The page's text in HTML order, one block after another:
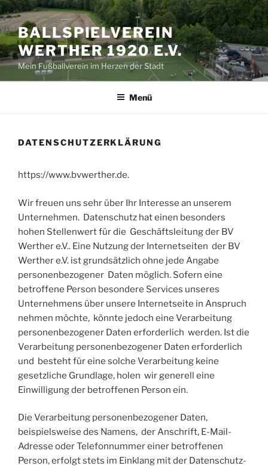
Zum
Inhalt
springenBALLSPIELVEREIN
WERTHER 1920 E.V.
Mein Fußballverein im Herzen der Stadt
Menü
DATENSCHUTZERKLÄRUNG
https://www.bvwerther.de.
Wir freuen uns sehr über Ihr Interesse an unserem
Unternehmen. Datenschutz hat einen besonders
hohen Stellenwert für die Geschäftsleitung der BV
Werther e.V.. Eine Nutzung der Internetseiten der BV
Werther e.V. ist grundsätzlich ohne jede Angabe
personenbezogener Daten möglich. Sofern eine
betroffene Person besondere Services unseres
Unternehmens über unsere Internetseite in Anspruch
nehmen möchte, könnte jedoch eine Verarbeitung
personenbezogener Daten erforderlich werden. Ist die
Verarbeitung personenbezogener Daten erforderlich
und besteht für eine solche Verarbeitung keine
gesetzliche Grundlage, holen wir generell eine
Einwilligung der betroffenen Person ein.
Die Verarbeitung personenbezogener Daten,
beispielsweise des Namens, der Anschrift, E-Mail-
Adresse oder Telefonnummer einer betroffenen
Person, erfolgt stets im Einklang mit der Datenschutz-